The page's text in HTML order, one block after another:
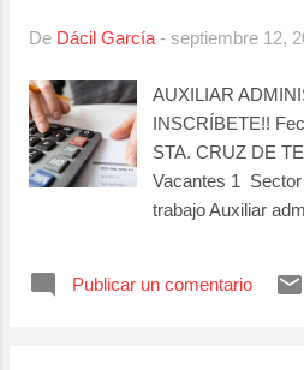
Idiomas Inglés -
Conocimientos
HERRAMIENTAS
INCLUIDO.
Disponibilidad
De Dácil García - septiembre 12,
AUXILIAR
INSCRÍBETE!!
STA. CRUZ DE
Vacantes 1
trabajo Auxiliar
Mínima 6 MESES
Publicar un comentario